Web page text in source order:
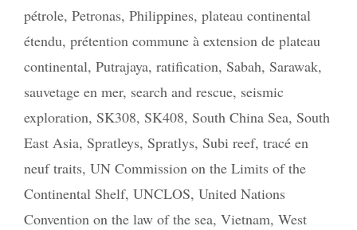
pétrole, Petronas, Philippines, plateau continental
étendu, prétention commune à extension de plateau
continental, Putrajaya, ratification, Sabah, Sarawak,
sauvetage en mer, search and rescue, seismic
exploration, SK308, SK408, South China Sea, South
East Asia, Spratleys, Spratlys, Subi reef, tracé en
neuf traits, UN Commission on the Limits of the
Continental Shelf, UNCLOS, United Nations
Convention on the law of the sea, Vietnam, West